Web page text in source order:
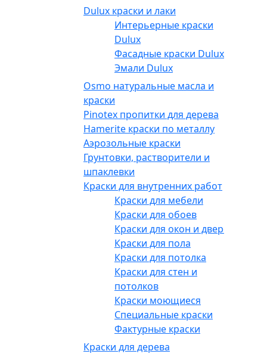
Dulux краски и лаки
Интерьерные краски
Dulux
Фасадные краски Dulux
Эмали Dulux
Osmo натуральные масла и
краски
Pinotex пропитки для дерева
Hamerite краски по металлу
Аэрозольные краски
Грунтовки, растворители и
шпаклевки
Краски для внутренних работ
Краски для мебели
Краски для обоев
Краски для окон и дверей
Краски для пола
Краски для потолка
Краски для стен и
потолков
Краски моющиеся
Специальные краски
Фактурные краски
Краски для дерева